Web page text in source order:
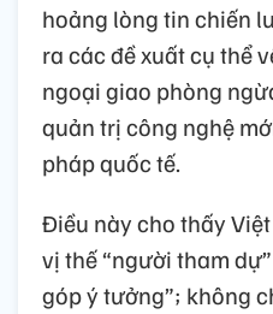
hoảng lòng tin chiến
ra các đề xuất cụ thể
ngoại giao phòng
quản trị công nghệ
pháp quốc tế.
Điều này cho thấy
vị thế “người tham
góp ý tưởng”; không